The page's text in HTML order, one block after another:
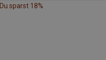
Du sparst 18%